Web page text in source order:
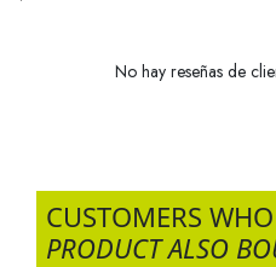
No hay reseñas de
CUSTOMERS
PRODUCT ALSO